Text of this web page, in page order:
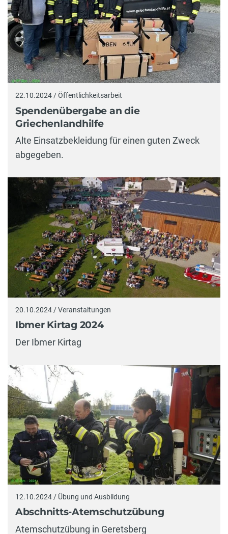
22.10.2024 / Öffentlichkeitsarbeit
Spendenübergabe an die
Griechenlandhilfe
Alte Einsatzbekleidung für einen guten Zweck
abgegeben.
20.10.2024 / Veranstaltungen
Ibmer Kirtag 2024
Der Ibmer Kirtag
12.10.2024 / Übung und Ausbildung
Abschnitts-Atemschutzübung
Atemschutzübung in Geretsberg